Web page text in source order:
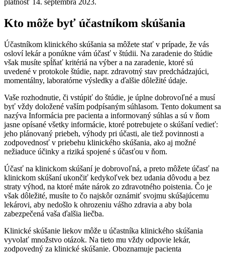
platnosť 14. septembra 2023.
Kto môže byť účastníkom skúšania
Účastníkom klinického skúšania sa môžete stať v prípade, že vás
osloví lekár a ponúkne vám účasť v štúdii. Na zaradenie do štúdie
však musíte spĺňať kritériá na výber a na zaradenie, ktoré sú
uvedené v protokole štúdie, napr. zdravotný stav predchádzajúci,
momentálny, laboratórne výsledky a ďalšie dôležité údaje.
Vaše rozhodnutie, či vstúpiť do štúdie, je úplne dobrovoľné a musí
byť vždy doložené vaším podpísaným súhlasom. Tento dokument sa
nazýva Informácia pre pacienta a informovaný súhlas a sú v ňom
jasne opísané všetky informácie, ktoré potrebujete o skúšaní vedieť:
jeho plánovaný priebeh, výhody pri účasti, ale tiež povinnosti a
zodpovednosť v priebehu klinického skúšania, ako aj možné
nežiaduce účinky a riziká spojené s účasťou v ňom.
Účasť na klinickom skúšaní je dobrovoľná, a preto môžete účasť na
klinickom skúšaní ukončiť kedykoľvek bez udania dôvodu a bez
straty výhod, na ktoré máte nárok zo zdravotného poistenia. Čo je
však dôležité, musíte to čo najskôr oznámiť svojmu skúšajúcemu
lekárovi, aby nedošlo k ohrozeniu vášho zdravia a aby bola
zabezpečená vaša ďalšia liečba.
Klinické skúšanie liekov môže u účastníka klinického skúšania
vyvolať množstvo otázok. Na tieto mu vždy odpovie lekár,
zodpovedný za klinické skúšanie. Oboznamuje pacienta